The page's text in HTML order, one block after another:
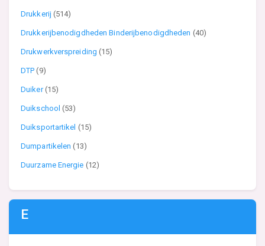
Drukkerij (514)
Drukkerijbenodigdheden Binderijbenodigdheden (40)
Drukwerkverspreiding(15)
DTP(9)
Duiker(15)
Duikschool(53)
Duiksportartikel (15)
Dumpartikelen(13)
Duurzame Energie (12)
E